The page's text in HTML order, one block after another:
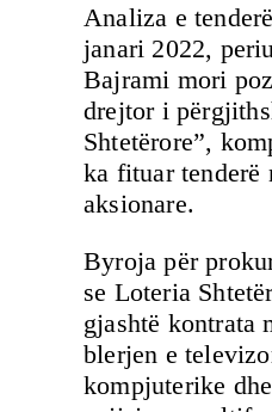
Analiza e
janari 2022,
Bajrami mori
drejtor i
Shtetërore”,
ka fituar tenderë
aksionare.
Byroja për
se Loteria
gjashtë kontrata
blerjen e
kompjuterike